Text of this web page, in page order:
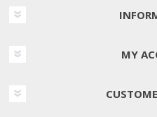
MY